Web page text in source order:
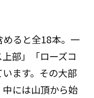
めると全18本。一
部」「ローズコ
ます。その大部
には山頂から始